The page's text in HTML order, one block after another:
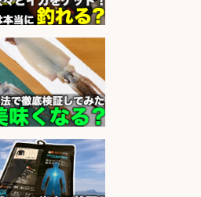
地域を元気に!
魚と肴 いとお
by 求人ボックス
～～/工場/製
会社